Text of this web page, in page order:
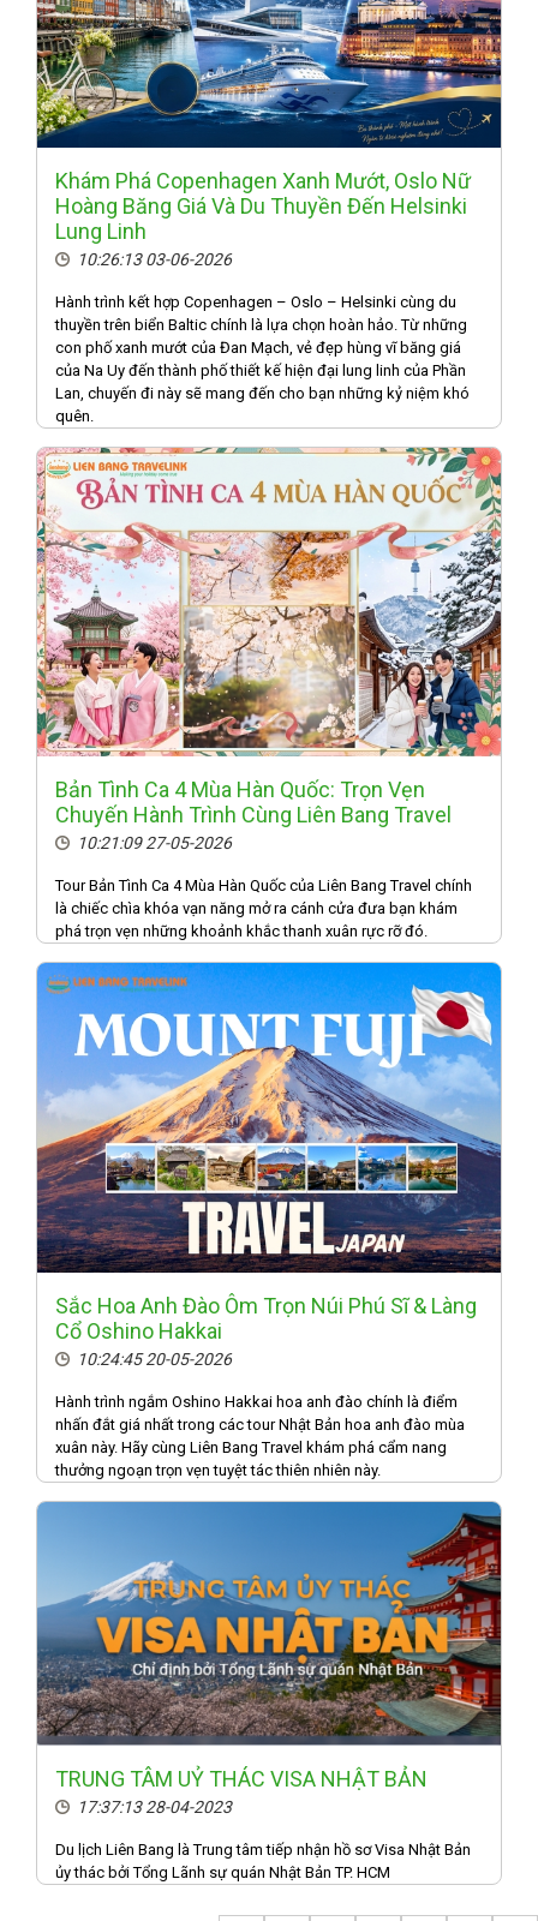
Khám Phá Copenhagen Xanh Mướt, Oslo Nữ
Hoàng Băng Giá Và Du Thuyền Đến Helsinki
Lung Linh
10:26:13 03-06-2026
Hành trình kết hợp Copenhagen – Oslo – Helsinki cùng du
thuyền trên biển Baltic chính là lựa chọn hoàn hảo. Từ những
con phố xanh mướt của Đan Mạch, vẻ đẹp hùng vĩ băng giá
của Na Uy đến thành phố thiết kế hiện đại lung linh của Phần
Lan, chuyến đi này sẽ mang đến cho bạn những kỷ niệm khó
quên.
Bản Tình Ca 4 Mùa Hàn Quốc: Trọn Vẹn
Chuyến Hành Trình Cùng Liên Bang Travel
10:21:09 27-05-2026
Tour Bản Tình Ca 4 Mùa Hàn Quốc của Liên Bang Travel chính
là chiếc chìa khóa vạn năng mở ra cánh cửa đưa bạn khám
phá trọn vẹn những khoảnh khắc thanh xuân rực rỡ đó.
Sắc Hoa Anh Đào Ôm Trọn Núi Phú Sĩ & Làng
Cổ Oshino Hakkai
10:24:45 20-05-2026
Hành trình ngắm Oshino Hakkai hoa anh đào chính là điểm
nhấn đắt giá nhất trong các tour Nhật Bản hoa anh đào mùa
xuân này. Hãy cùng Liên Bang Travel khám phá cẩm nang
thưởng ngoạn trọn vẹn tuyệt tác thiên nhiên này.
TRUNG TÂM UỶ THÁC VISA NHẬT BẢN
17:37:13 28-04-2023
Du lịch Liên Bang là Trung tâm tiếp nhận hồ sơ Visa Nhật Bản
ủy thác bởi Tổng Lãnh sự quán Nhật Bản TP. HCM